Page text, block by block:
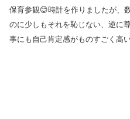
保育参観😊時計を作りましたが、
のに少しもそれを恥じない、逆に
事にも自己肯定感がものすごく高